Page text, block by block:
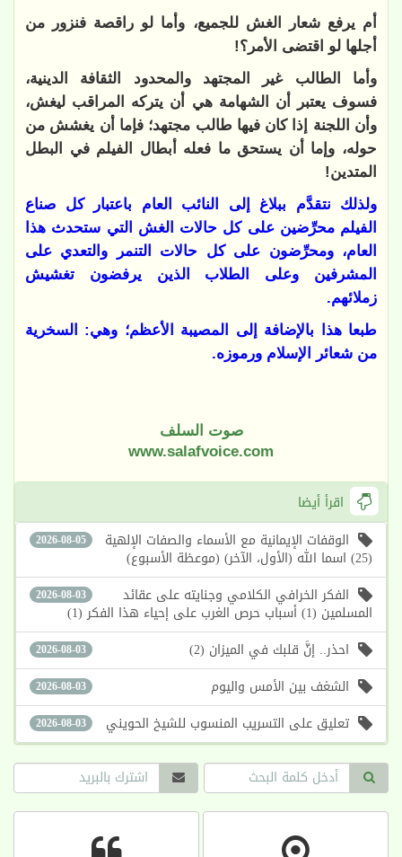
أم يرفع شعار الغش للجميع، وأما لو راقصة فنزور من
أجلها لو اقتضى الأمر؟!
وأما الطالب غير المجتهد والمحدود الثقافة الدينية،
فسوف يعتبر أن الشهامة هي أن يتركه المراقب ليغش،
وأن اللجنة إذا كان فيها طالب مجتهد؛ فإما أن يغشش من
حوله، وإما أن يستحق ما فعله أبطال الفيلم في البطل
المتدين!
ولذلك نتقدَّم ببلاغ إلى النائب العام باعتبار كل صناع
الفيلم محرِّضين على كل حالات الغش التي ستحدث هذا
العام، ومحرِّضون على كل حالات التنمر والتعدي على
المشرفين وعلى الطلاب الذين يرفضون تغشيش
زملائهم.
طبعا هذا بالإضافة إلى المصيبة الأعظم؛ وهي: السخرية
من شعائر الإسلام ورموزه.
صوت السلف
www.salafvoice.com
اقرأ أيضا
2026-08-05 الوقفات الإيمانية مع الأسماء والصفات الإلهية
(25) اسما الله (الأول، الآخر) (موعظة الأسبوع)
2026-08-03 الفكر الخرافي الكلامي وجنايته على عقائد
المسلمين (1) أسباب حرص الغرب على إحياء هذا الفكر (1)
2026-08-03 احذر.. إنَّ قلبك في الميزان (2)
2026-08-03 الشغف بين الأمس واليوم
2026-08-03 تعليق على التسريب المنسوب للشيخ الحويني